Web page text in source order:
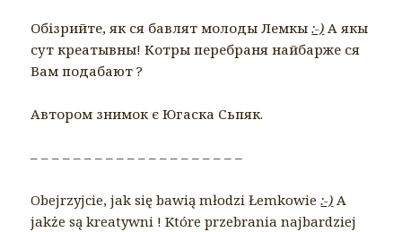
Обізрийте, як ся бавлят молоды Лемкы:-) А якы
сут креатывны! Котры перебраня найбарже ся
Вам подабают ?
Автором знимок є Югаска Сьпяк.
– – – – – – – – – – – – – – – – – – – –
Obejrzyjcie, jak się bawią młodzi Łemkowie:-) A
jakże są kreatywni ! Które przebrania najbardziej